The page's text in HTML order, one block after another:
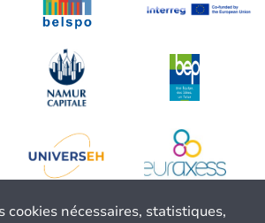
cookies nécessaires, statistiques,